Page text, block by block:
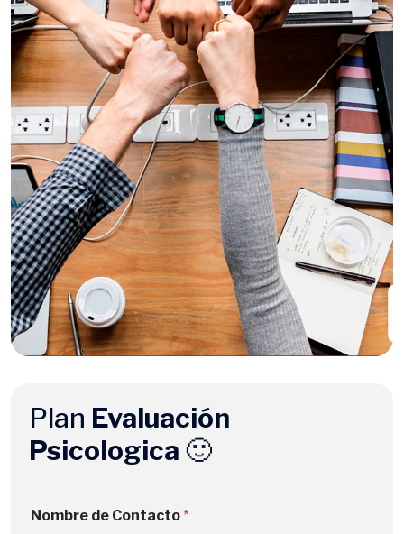
Plan Evaluación
Psicologica 🙂
o
Nombre de Contacto*